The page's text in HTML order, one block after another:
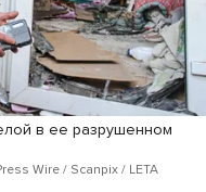
в ее разрушенном
Wire / Scanpix / LETA